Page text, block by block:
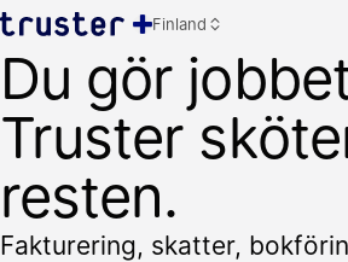
Finland
Du gör
Truster
resten.
Fakturering, skatter,